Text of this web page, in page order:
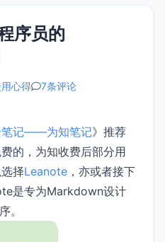
序员的
心得 7条评论
笔记——为知笔记》推荐
的，为知收费后部分用
择Leanote ，亦或者接下
是专为Markdown设计
。